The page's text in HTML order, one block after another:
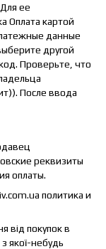
ее
Оплата картой
данные
другой
Проверьте, что
После ввода
реквизиты
оплаты.
политика и
від покупок в
якої-небудь